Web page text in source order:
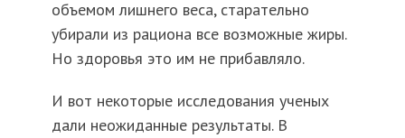
объемом лишнего веса, старательно
убирали из рациона все возможные жиры.
Но здоровья это им не прибавляло.
И вот некоторые исследования ученых
дали неожиданные результаты. В